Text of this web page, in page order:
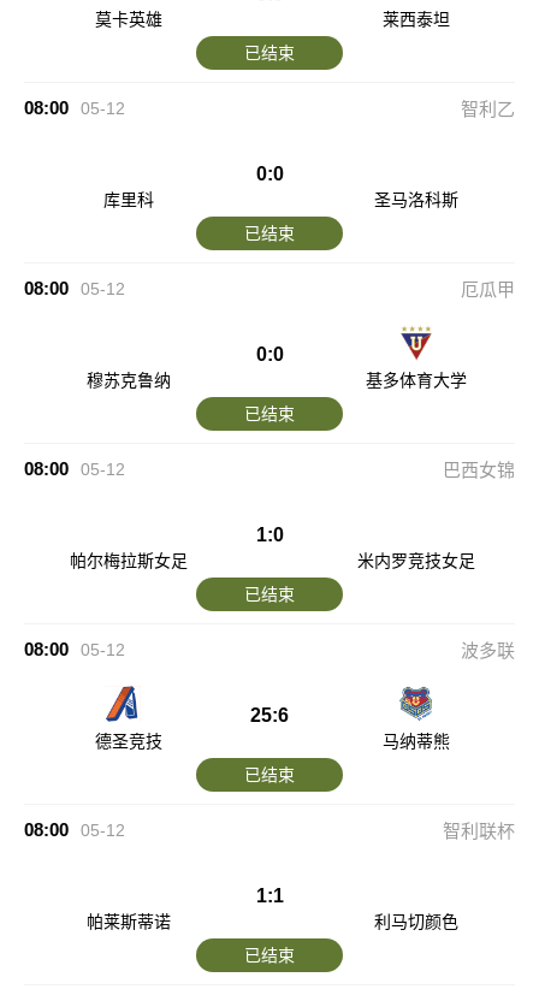
莫卡英雄
莱西泰坦
已结束
08:00 05-12 智利乙
库里科
0:0
圣马洛科斯
已结束
08:00 05-12 厄瓜甲
穆苏克鲁纳
0:0
基多体育大学
已结束
08:00 05-12 巴西女锦
帕尔梅拉斯女足
1:0
米内罗竞技女足
已结束
08:00 05-12 波多联
德圣竞技
25:6
马纳蒂熊
已结束
08:00 05-12 智利联杯
帕莱斯蒂诺
1:1
利马切颜色
已结束